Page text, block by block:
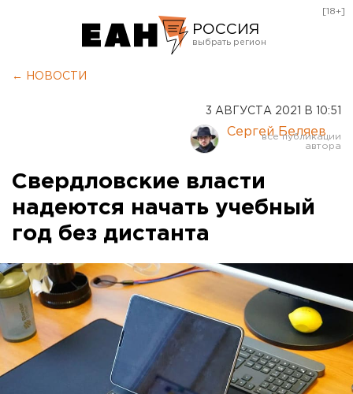
РОССИЯ
Курган
Оренбург
[18+]
← НОВОСТИ
3 АВГУСТА 2021 В 10:51
Сергей Беляев
Свердловские власти
надеются начать учебный
год без дистанта